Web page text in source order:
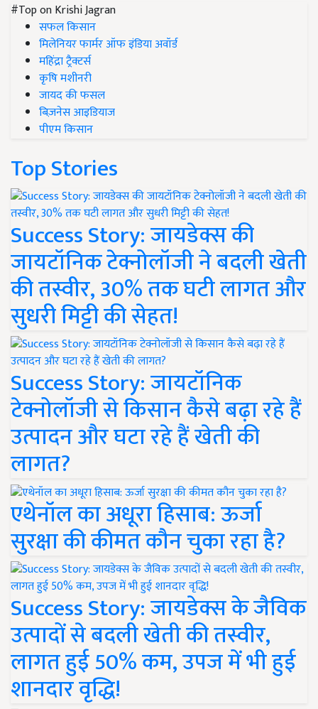
#Top on Krishi Jagran
सफल किसान
मिलेनियर फार्मर ऑफ इंडिया अवॉर्ड
महिंद्रा ट्रैक्टर्स
कृषि मशीनरी
जायद की फसल
बिज़नेस आइडियाज
पीएम किसान
Top Stories
Success Story: जायडेक्स की
जायटॉनिक टेक्नोलॉजी ने बदली खेती
की तस्वीर, 30% तक घटी लागत और
सुधरी मिट्टी की सेहत!
Success Story: जायटॉनिक
टेक्नोलॉजी से किसान कैसे बढ़ा रहे हैं
उत्पादन और घटा रहे हैं खेती की
लागत?
एथेनॉल का अधूरा हिसाब: ऊर्जा
सुरक्षा की कीमत कौन चुका रहा है?
Success Story: जायडेक्स के जैविक
उत्पादों से बदली खेती की तस्वीर,
लागत हुई 50% कम, उपज में भी हुई
शानदार वृद्धि!